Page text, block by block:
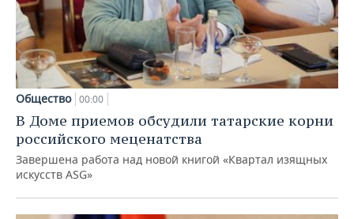
Общество 00:00
В Доме приемов обсудили татарские корни
российского меценатства
Завершена работа над новой книгой «Квартал изящных
искусств ASG»